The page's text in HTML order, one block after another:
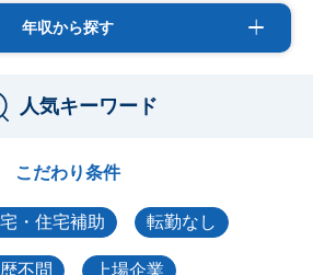
年収から探す
人気キーワード
こだわり条件
・住宅補助 転勤なし
不問 上場企業